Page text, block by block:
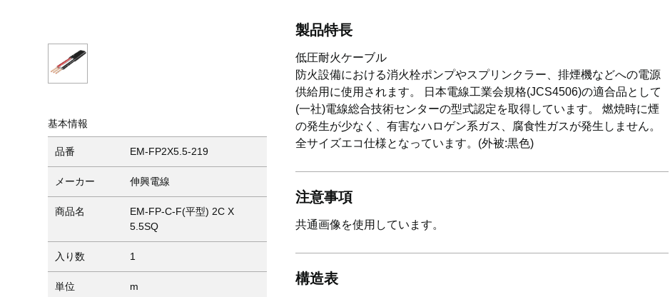
基本情報
品番 EM-FP2X5.5-219
メーカー 伸興電線
商品名
EM-FP-C-F(平型) 2C X
5.5SQ
入り数 1
単位 m
製品特長
低圧耐火ケーブル
防火設備における消火栓ポンプやスプリンクラー、排煙機などへの電源
供給用に使用されます。 日本電線工業会規格(JCS4506)の適合品として
(一社)電線総合技術センターの型式認定を取得しています。 燃焼時に煙
の発生が少なく、有害なハロゲン系ガス、腐食性ガスが発生しません。
全サイズエコ仕様となっています。(外被:黒色)
注意事項
共通画像を使用しています。
構造表